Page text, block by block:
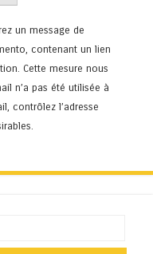
un message de
contenant un lien
Cette mesure nous
n’a pas été utilisée à
contrôlez l’adresse